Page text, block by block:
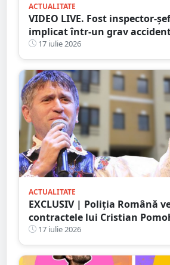
ACTUALITATE
VIDEO LIVE. Fost inspector-
implicat într-un grav
persoane au ajuns la spital
17 iulie 2026
ACTUALITATE
EXCLUSIV | Poliția Română
contractele lui Cristian
județul Satu Mare. PresaSM a
oprească un concert încă din
17 iulie 2026